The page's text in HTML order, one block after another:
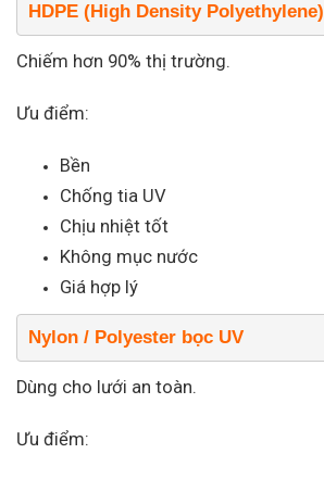
HDPE (High Density Polyethylene)
Chiếm hơn 90% thị trường.
Ưu điểm:
Bền
Chống tia UV
Chịu nhiệt tốt
Không mục nước
Giá hợp lý
Nylon / Polyester bọc UV
Dùng cho lưới an toàn.
Ưu điểm: